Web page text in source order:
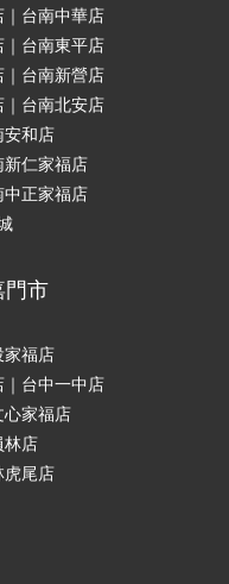
台南中華店
台南東平店
台南新營店
台南北安店
安和店
仁家福店
正家福店
門市
家福店
台中一中店
心家福店
林店
虎尾店